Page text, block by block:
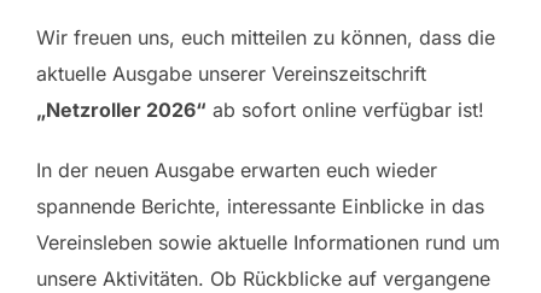
Wir freuen uns, euch mitteilen zu können, dass die
aktuelle Ausgabe unserer Vereinszeitschrift
„Netzroller 2026“ ab sofort online verfügbar ist!
In der neuen Ausgabe erwarten euch wieder
spannende Berichte, interessante Einblicke in das
Vereinsleben sowie aktuelle Informationen rund um
unsere Aktivitäten. Ob Rückblicke auf vergangene